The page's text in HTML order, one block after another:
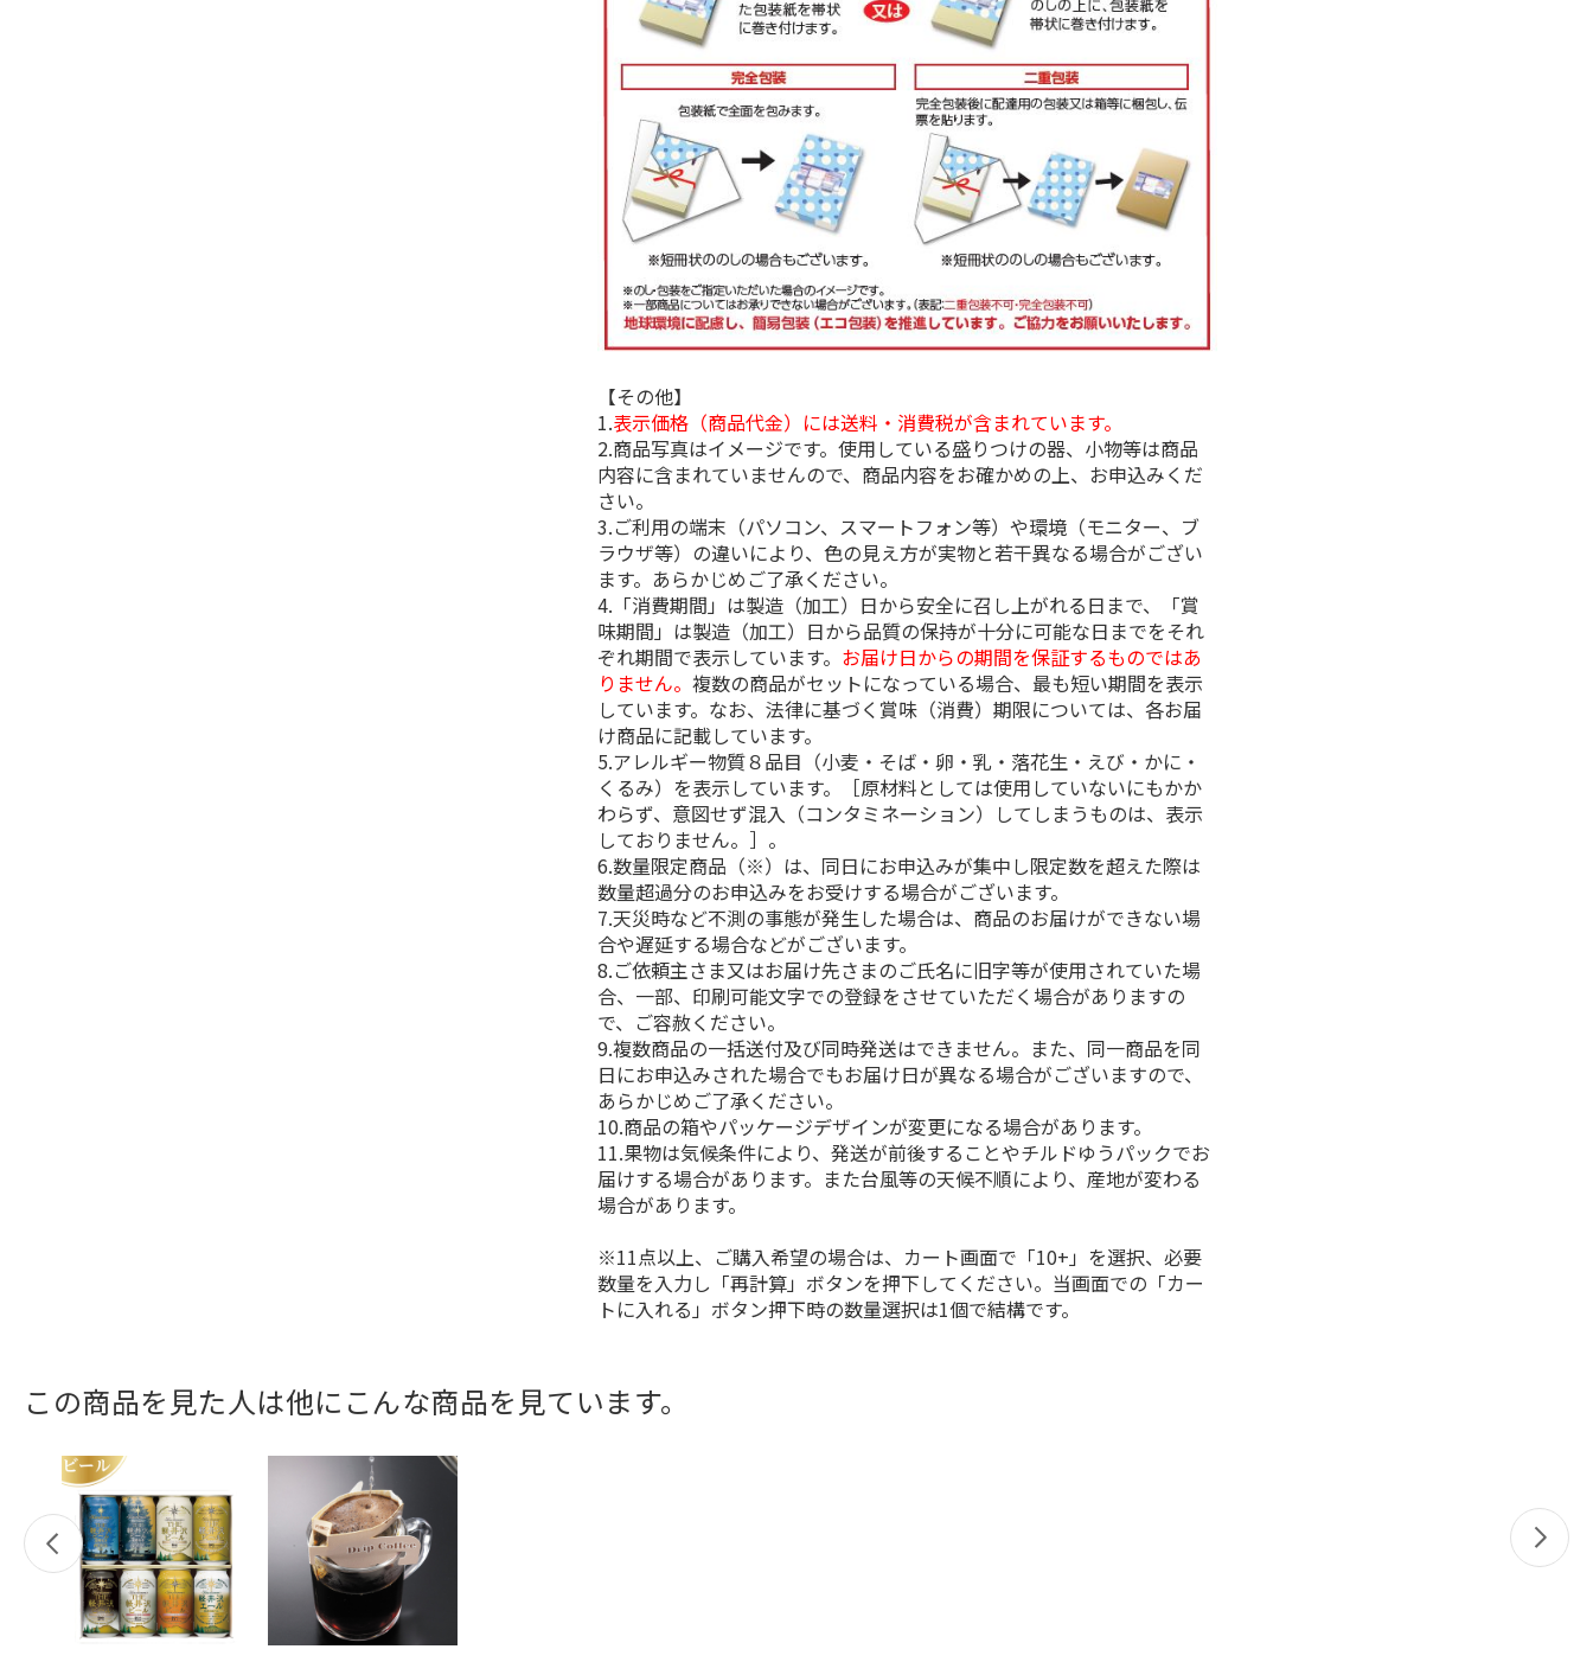
【その他】
1.表示価格（商品代金）には送料・消費税が含まれています。
2.商品写真はイメージです。使用している盛りつけの器、小物等は商品
内容に含まれていませんので、商品内容をお確かめの上、お申込みくだ
さい。
3.ご利用の端末（パソコン、スマートフォン等）や環境（モニター、ブ
ラウザ等）の違いにより、色の見え方が実物と若干異なる場合がござい
ます。あらかじめご了承ください。
4.「消費期間」は製造（加工）日から安全に召し上がれる日まで、「賞
味期間」は製造（加工）日から品質の保持が十分に可能な日までをそれ
ぞれ期間で表示しています。 お届け日からの期間を保証するものではあ
りません。複数の商品がセットになっている場合、最も短い期間を表示
しています。なお、法律に基づく賞味（消費）期限については、各お届
け商品に記載しています。
5.アレルギー物質８品目（小麦・そば・卵・乳・落花生・えび・かに・
くるみ）を表示しています。［原材料としては使用していないにもかか
わらず、意図せず混入（コンタミネーション）してしまうものは、表示
しておりません。］。
6.数量限定商品（※）は、同日にお申込みが集中し限定数を超えた際は
数量超過分のお申込みをお受けする場合がございます。
7.天災時など不測の事態が発生した場合は、商品のお届けができない場
合や遅延する場合などがございます。
8.ご依頼主さま又はお届け先さまのご氏名に旧字等が使用されていた場
合、一部、印刷可能文字での登録をさせていただく場合がありますの
で、ご容赦ください。
9.複数商品の一括送付及び同時発送はできません。また、同一商品を同
日にお申込みされた場合でもお届け日が異なる場合がございますので、
あらかじめご了承ください。
10.商品の箱やパッケージデザインが変更になる場合があります。
11.果物は気候条件により、発送が前後することやチルドゆうパックでお
届けする場合があります。また台風等の天候不順により、産地が変わる
場合があります。
※11点以上、ご購入希望の場合は、カート画面で「10+」を選択、必要
数量を入力し「再計算」ボタンを押下してください。当画面での「カー
トに入れる」ボタン押下時の数量選択は1個で結構です。
この商品を見た人は他にこんな商品を見ています。